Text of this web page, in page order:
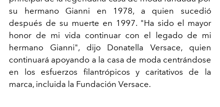
su hermano Gianni en 1978, a quien sucedió
después de su muerte en 1997. "Ha sido el mayor
honor de mi vida continuar con el legado de mi
hermano Gianni", dijo Donatella Versace, quien
continuará apoyando a la casa de moda centrándose
en los esfuerzos filantrópicos y caritativos de la
marca, incluida la Fundación Versace.